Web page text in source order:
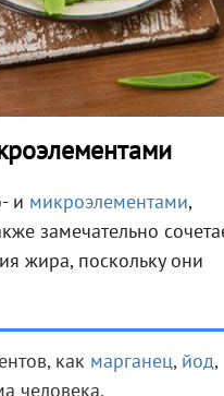
и микроэлементами,
замечательно
жира, поскольку они
как марганец, йод,
человека.